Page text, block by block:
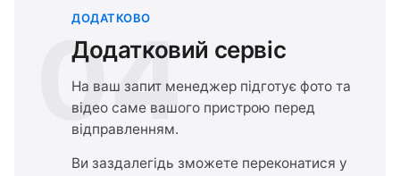
04
ДОДАТКОВО
Додатковий сервіс
На ваш запит менеджер підготує фото та
відео саме вашого пристрою перед
відправленням.
Ви заздалегідь зможете переконатися у